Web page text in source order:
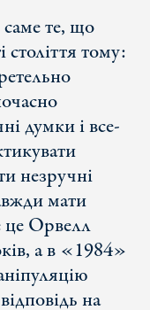
те, що
тому:
думки і все-
незручні
мати
це Орвелл
а в «1984»
на